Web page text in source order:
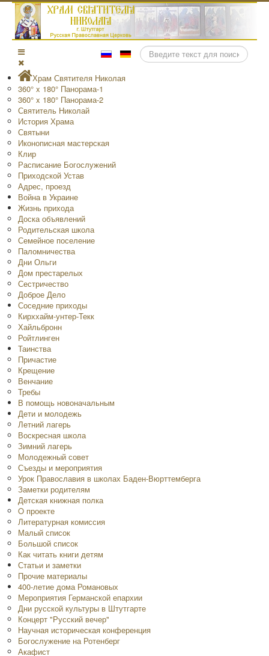
Поиск
Храм Святителя Николая
360° x 180° Панорама-1
360° x 180° Панорама-2
Святитель Николай
История Храма
Святыни
Иконописная мастерская
Клир
Расписание Богослужений
Приходской Устав
Адрес, проезд
Война в Украине
Жизнь прихода
Доска объявлений
Родительская школа
Семейное поселение
Паломничества
Дни Ольги
Дом престарелых
Сестричество
Доброе Дело
Соседние приходы
Кирххайм-унтер-Текк
Хайльбронн
Ройтлинген
Таинства
Причастие
Крещение
Венчание
Требы
В помощь новоначальным
Дети и молодежь
Летний лагерь
Воскресная школа
Зимний лагерь
Молодежный совет
Съезды и мероприятия
Урок Православия в школах Баден-Вюрттемберга
Заметки родителям
Детская книжная полка
O проекте
Литературная комиссия
Малый список
Большой список
Как читать книги детям
Статьи и заметки
Прочие материалы
400-летие дома Романовых
Мероприятия Германской епархии
Дни русской культуры в Штутгарте
Концерт "Русский вечер"
Научная историческая конференция
Богослужение на Ротенберг
Акафист